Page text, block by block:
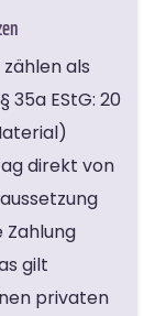
als
35a EStG: 20
direkt von
Zahlung
gilt
privaten